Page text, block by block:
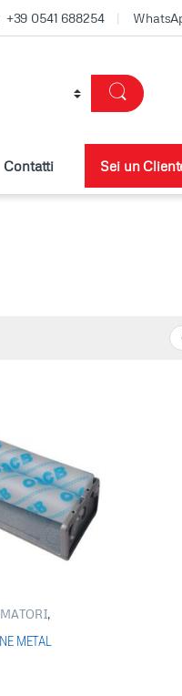
+39 0541 688254
Contatti Sei un
,
METAL